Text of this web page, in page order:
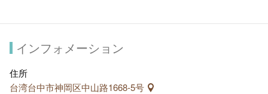
インフォメーション
住所
台湾台中市神岡区中山路1668-5号